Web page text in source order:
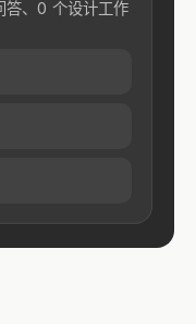
答、0 个设计工作